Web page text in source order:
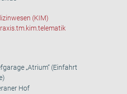
(KIM)
„Atrium“ (Einfahrt
Hof